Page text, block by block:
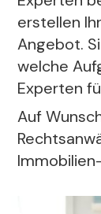
erstellen
Angebot.
welche
Experten
Auf